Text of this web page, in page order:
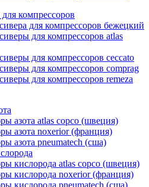
компрессоров
для компрессоров бежецкий
для компрессоров atlas
для компрессоров ceccato
для компрессоров comprag
для компрессоров remeza
азота atlas copco (швеция)
азота noxerior (франция)
азота pneumatech (сша)
кислорода atlas copco (швеция)
кислорода noxerior (франция)
кислорода pneumatech (сша)